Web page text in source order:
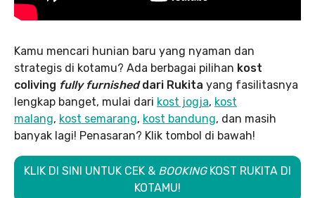
Kamu mencari hunian baru yang nyaman dan
strategis di kotamu? Ada berbagai pilihan kost
coliving fully furnisheddari Rukita yang fasilitasnya
lengkap banget, mulai dari kost jogja, kost
malang, kost semarang, kost bandung, dan masih
banyak lagi! Penasaran? Klik tombol di bawah!
KLIK DI SINI UNTUK CEK & BOOKING KOST RUKITA DI
KOTAMU!